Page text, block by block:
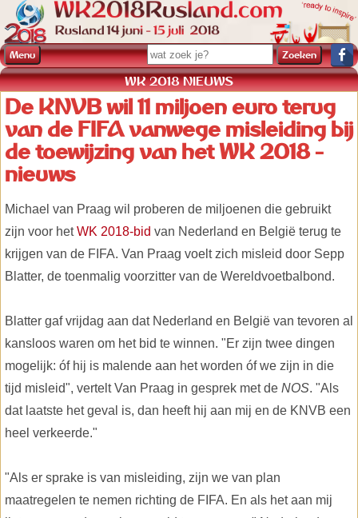
WK 2018 NIEUWS
De KNVB wil 11 miljoen euro terug
van de FIFA vanwege misleiding bij
de toewijzing van het WK 2018 -
nieuws
Michael van Praag wil proberen de miljoenen die gebruikt
zijn voor hetWK 2018-bid van Nederland en België terug te
krijgen van de FIFA. Van Praag voelt zich misleid door Sepp
Blatter, de toenmalig voorzitter van de Wereldvoetbalbond.
Blatter gaf vrijdag aan dat Nederland en België van tevoren al
kansloos waren om het bid te winnen. "Er zijn twee dingen
mogelijk: óf hij is malende aan het worden óf we zijn in die
tijd misleid", vertelt Van Praag in gesprek met de NOS. "Als
dat laatste het geval is, dan heeft hij aan mij en de KNVB een
heel verkeerde."
"Als er sprake is van misleiding, zijn we van plan
maatregelen te nemen richting de FIFA. En als het aan mij
Menu